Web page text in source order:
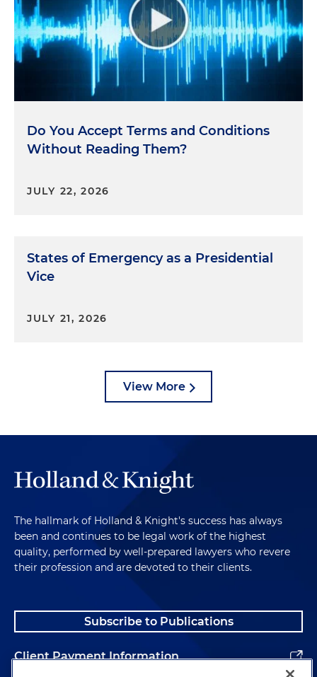
Do You Accept Terms and Conditions
Without Reading Them?
JULY 22, 2026
States of Emergency as a Presidential
Vice
JULY 21, 2026
View More
The hallmark of Holland & Knight's success has always
been and continues to be legal work of the highest
quality, performed by well-prepared lawyers who revere
their profession and are devoted to their clients.
Subscribe to Publications
Client Payment Information